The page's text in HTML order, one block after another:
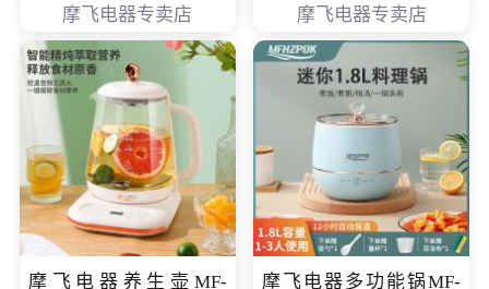
摩飞电器专卖店 摩飞电器专卖店
摩飞电器养生壶MF-
摩飞电器多功能锅MF-